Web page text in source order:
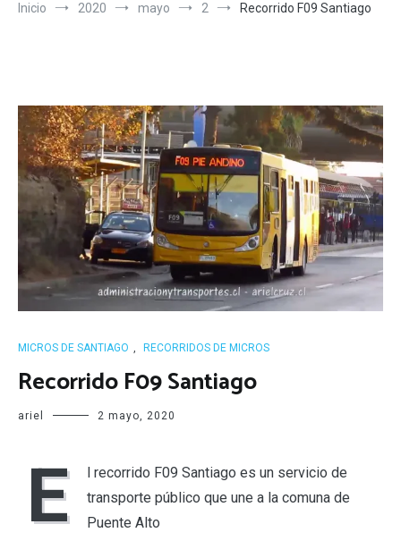
Inicio 2020 mayo 2 Recorrido F09 Santiago
MICROS DE SANTIAGO , RECORRIDOS DE MICROS
Recorrido F09 Santiago
ariel 2 mayo, 2020
E
l recorrido F09 Santiago es un servicio de
transporte público que une a la comuna de
Puente Alto